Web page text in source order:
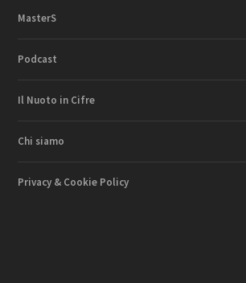
MasterS
Podcast
Il Nuoto in Cifre
Chi siamo
Privacy & Cookie Policy